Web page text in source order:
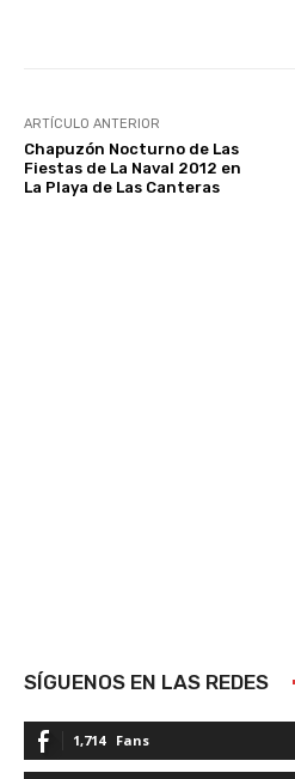
ARTÍCULO ANTERIOR
Chapuzón Nocturno de Las
Fiestas de La Naval 2012 en
La Playa de Las Canteras
SÍGUENOS EN LAS REDES
1,714 Fans